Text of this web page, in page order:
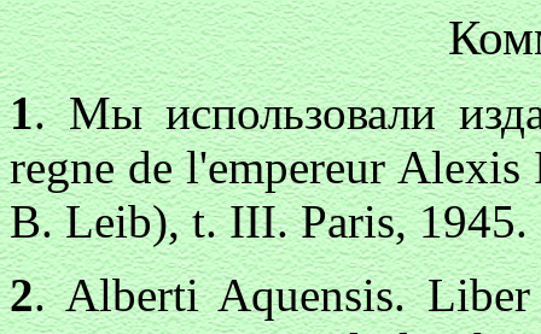
1. Мы использовали
regne de l'empereur
В. Leib), t. III. Paris, 1945.
2. Alberti Aquensis.